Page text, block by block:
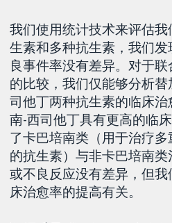
我们使用统计技术来评估
生素和多种抗生素，我们
良事件率没有差异。对于
的比较，我们仅能够分析
司他丁两种抗生素的临床
南-西司他丁具有更高的临
了卡巴培南类（用于治疗
的抗生素）与非卡巴培南
或不良反应没有差异，但
床治愈率的提高有关。